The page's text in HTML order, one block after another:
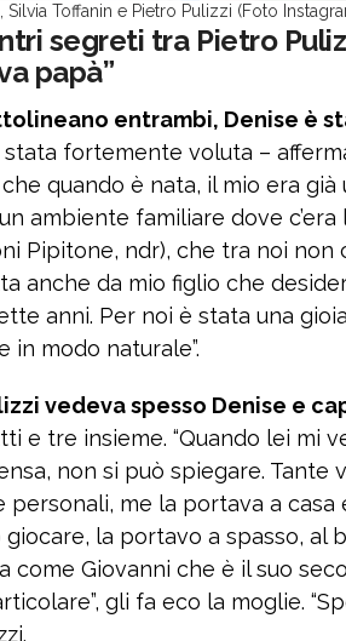
Silvia Toffanin e Pietro Pulizzi (Foto
segreti tra Pietro
papà”
entrambi, Denise è
stata fortemente voluta –
quando è nata, il mio era già
ambiente familiare dove
Pipitone, ndr), che tra noi non
anche da mio figlio che
anni. Per noi è stata una
in modo naturale”.
vedeva spesso Denise e
e tre insieme. “Quando lei mi
non si può spiegare.
personali, me la portava a
la portavo a spasso, al
come Giovanni che è il suo
gli fa eco la moglie.